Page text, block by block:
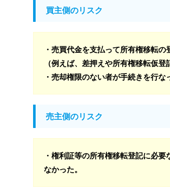
買主側のリスク
・売買代金を支払って所有権移転
（例えば、差押えや所有権移転仮登
・売却権限のない者が手続きを行な
売主側のリスク
・権利証等の所有権移転登記に必
なかった。